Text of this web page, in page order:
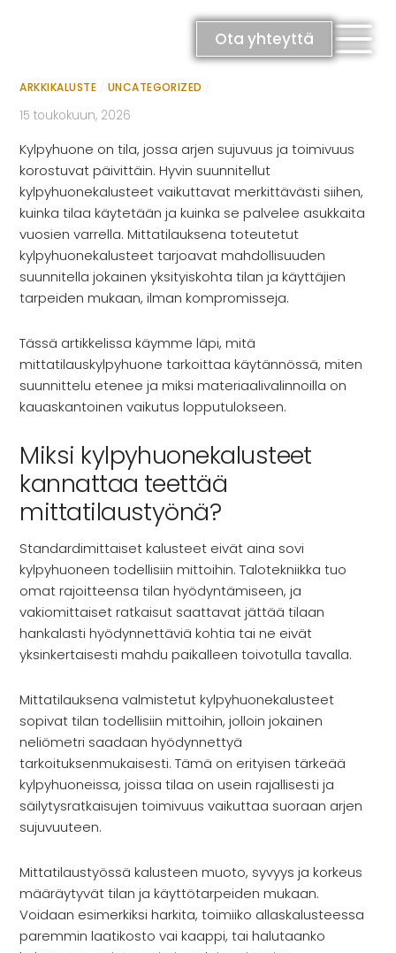
Ota yhteyttä
RATKAISUT
Keittiöt
Kylpyhuoneet
Eteiset
Kodinhoitohuoneet
INSPIRAATIO
Asiakaskokemuksia
ARKKIkauppa
€0,00
PALVELUT
Suunnittelijoille
Projektimyynti
MEISTÄ
Yhteystiedot
Tiimi
Tarina
Rekry
Kylpyhuonekalusteet toimivaan
kokonaisuuteen Oulussa
ARKKIKALUSTE UNCATEGORIZED
15 toukokuun, 2026
Kylpyhuone on tila, jossa arjen sujuvuus ja toimivuus
korostuvat päivittäin. Hyvin suunnitellut
kylpyhuonekalusteet vaikuttavat merkittävästi siihen,
kuinka tilaa käytetään ja kuinka se palvelee asukkaita
vuosien varrella. Mittatilauksena toteutetut
kylpyhuonekalusteet tarjoavat mahdollisuuden
suunnitella jokainen yksityiskohta tilan ja käyttäjien
tarpeiden mukaan, ilman kompromisseja.
Tässä artikkelissa käymme läpi, mitä
mittatilauskylpyhuone tarkoittaa käytännössä, miten
suunnittelu etenee ja miksi materiaalivalinnoilla on
kauaskantoinen vaikutus lopputulokseen.
Miksi kylpyhuonekalusteet
kannattaa teettää
mittatilaustyönä?
Standardimittaiset kalusteet eivät aina sovi
kylpyhuoneen todellisiin mittoihin. Talotekniikka tuo
omat rajoitteensa tilan hyödyntämiseen, ja
vakiomittaiset ratkaisut saattavat jättää tilaan
hankalasti hyödynnettäviä kohtia tai ne eivät
yksinkertaisesti mahdu paikalleen toivotulla tavalla.
Mittatilauksena valmistetut kylpyhuonekalusteet
sopivat tilan todellisiin mittoihin, jolloin jokainen
neliömetri saadaan hyödynnettyä
tarkoituksenmukaisesti. Tämä on erityisen tärkeää
kylpyhuoneissa, joissa tilaa on usein rajallisesti ja
säilytysratkaisujen toimivuus vaikuttaa suoraan arjen
sujuvuuteen.
Mittatilaustyössä kalusteen muoto, syvyys ja korkeus
määräytyvät tilan ja käyttötarpeiden mukaan.
Voidaan esimerkiksi harkita, toimiiko allaskalusteessa
paremmin laatikosto vai kaappi, tai halutaanko